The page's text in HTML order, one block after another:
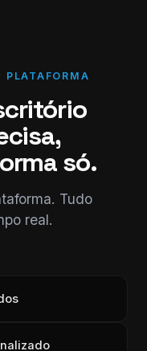
PLATAFORMA
só.
Tudo
real.